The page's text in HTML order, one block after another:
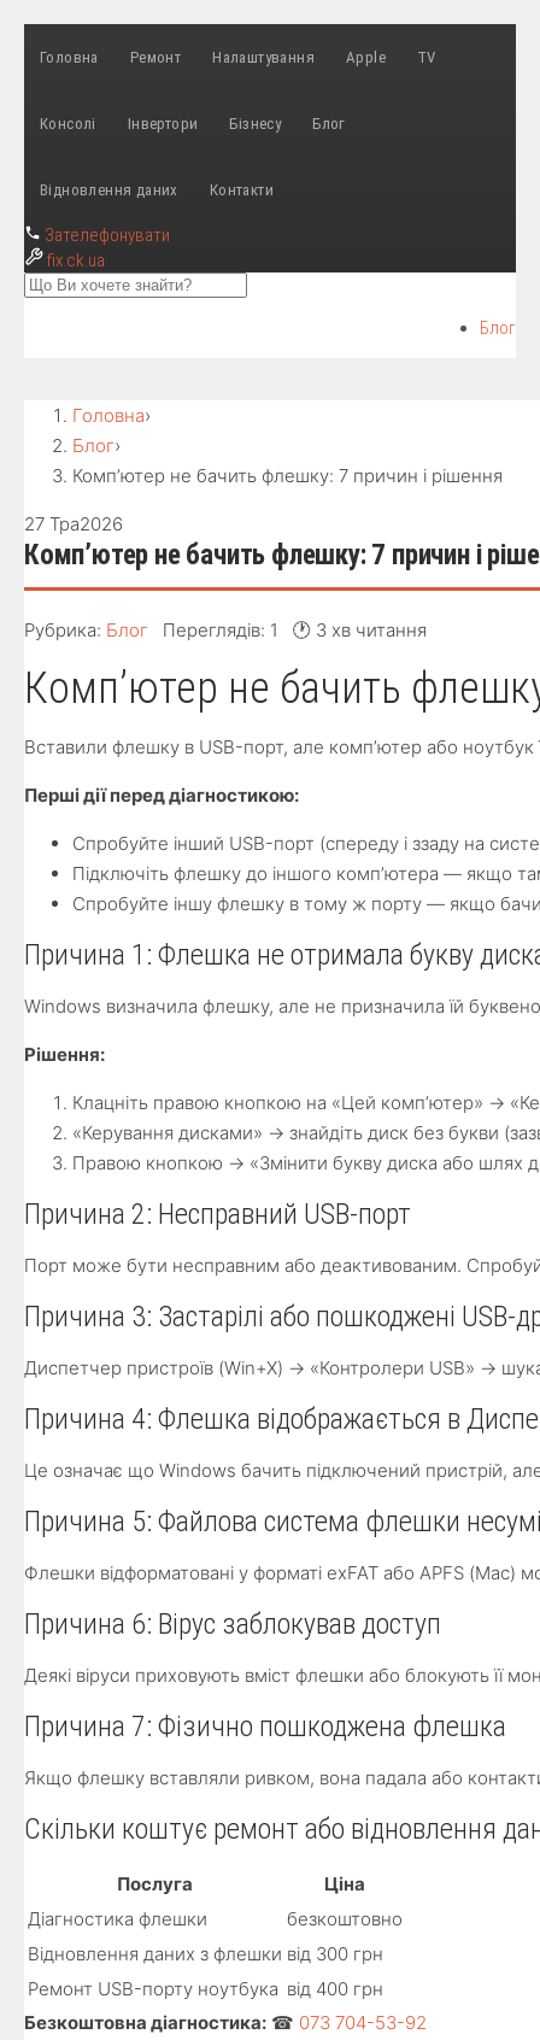
Головна Ремонт Налаштування Apple TV
Консолі Інвертори Бізнесу Блог
Відновлення даних Контакти
Зателефонувати
fix.ck.ua
Блог
Головна›
Блог›
Комп’ютер не бачить флешку: 7 причин і рішення
27 Тра2026
Комп’ютер не бачить флешку: 7 причин і
Рубрика: Блог Переглядів: 1 🕐 3 хв читання
Комп’ютер не бачить
Вставили флешку в USB-порт, але комп’ютер або
Перші дії перед діагностикою:
Спробуйте інший USB-порт (спереду і ззаду на
Підключіть флешку до іншого комп’ютера — якщо
Спробуйте іншу флешку в тому ж порту — якщо
Причина 1: Флешка не отримала букву
Windows визначила флешку, але не призначила їй
Рішення:
Клацніть правою кнопкою на «Цей комп’ютер» →
«Керування дисками» → знайдіть диск без букви
Правою кнопкою → «Змінити букву диска або шлях
Причина 2: Несправний USB-порт
Порт може бути несправним або деактивованим.
Причина 3: Застарілі або пошкоджені USB-
Диспетчер пристроїв (Win+X) → «Контролери USB» →
Причина 4: Флешка відображається в
Це означає що Windows бачить підключений пристрій,
Причина 5: Файлова система флешки
Флешки відформатовані у форматі exFAT або APFS (Mac)
Причина 6: Вірус заблокував доступ
Деякі віруси приховують вміст флешки або блокують її
Причина 7: Фізично пошкоджена флешка
Якщо флешку вставляли ривком, вона падала або
Скільки коштує ремонт або відновлення
Послуга
Ціна
Діагностика флешки
безкоштовно
Відновлення даних з флешки від 300 грн
Ремонт USB-порту ноутбука від 400 грн
Безкоштовна діагностика: ☎ 073 704-53-92